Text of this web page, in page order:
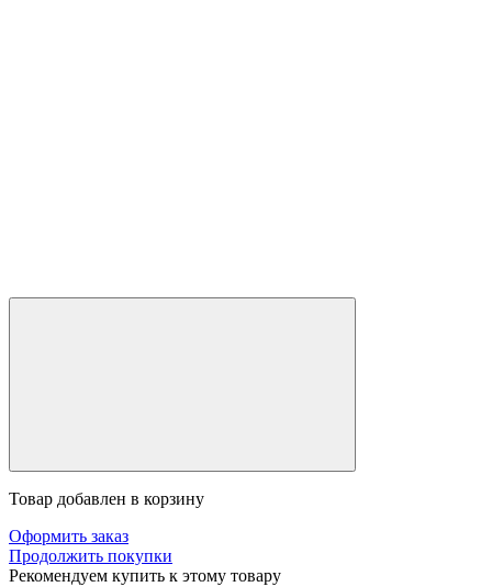
Товар добавлен в корзину
Оформить заказ
Продолжить покупки
Рекомендуем купить к этому товару